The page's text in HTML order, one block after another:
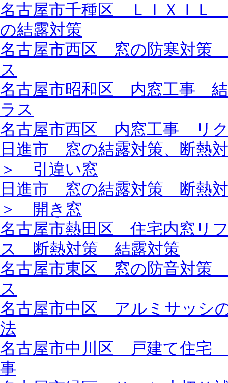
名古屋市千種区 ＬＩＸＩＬ
の結露対策
名古屋市西区 窓の防寒対策
ス
名古屋市昭和区 内窓工事
ラス
名古屋市西区 内窓工事 リ
日進市 窓の結露対策、断熱
＞ 引違い窓
日進市 窓の結露対策 断熱
＞ 開き窓
名古屋市熱田区 住宅内窓リ
ス 断熱対策 結露対策
名古屋市東区 窓の防音対策
ス
名古屋市中区 アルミサッシ
法
名古屋市中川区 戸建て住宅
事